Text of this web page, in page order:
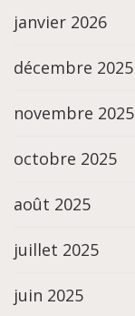
janvier 2026
décembre 2025
novembre 2025
octobre 2025
août 2025
juillet 2025
juin 2025